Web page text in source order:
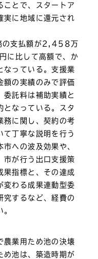
ことで、スタートア
実に地域に還元され
の支払額が2,458万
に比して高額で、か
なっている。支援業
額の実績のみで評価
委託料は補助実績と
となっている。スタ
務に関し、契約の考
て丁寧な説明を行う
への波及効果や、
市が行う出口支援策
果指標と、その達成
変わる成果連動型委
究するなど、経費の
農業用ため池の決壊
め池は、築造時期が